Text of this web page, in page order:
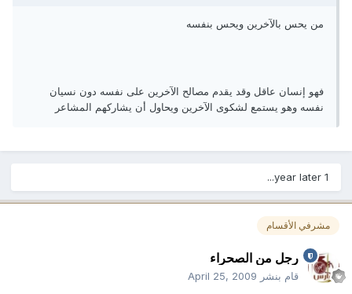
من يحس بالآخرين ويحس بنفسه
فهو إنسان عاقل وقد يقدم مصالح الآخرين على نفسه دون نسيان
نفسه وهو يستمع لشكوى الآخرين ويحاول أن يشاركهم المشاعر
مشرفي الأقسام
رجل من الصحراء
قام بنشر April 25, 2009